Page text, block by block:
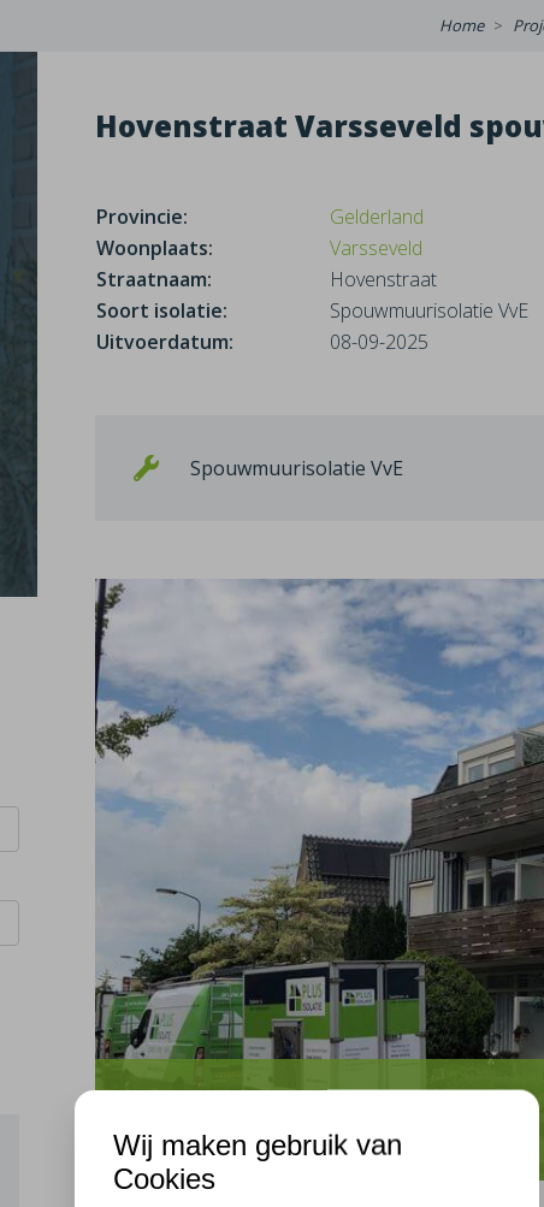
Home
Hovenstraat Varsseveld
Provincie:
Gelderland
Woonplaats:
Varsseveld
Straatnaam:
Hovenstraat
Soort isolatie:
Spouwmuurisolatie VvE
Uitvoerdatum:
08-09-2025
Spouwmuurisolatie VvE
Varsseveld
Hovenstraat Varsseveld spouwmuurisolatie
Wij maken gebruik van
Cookies